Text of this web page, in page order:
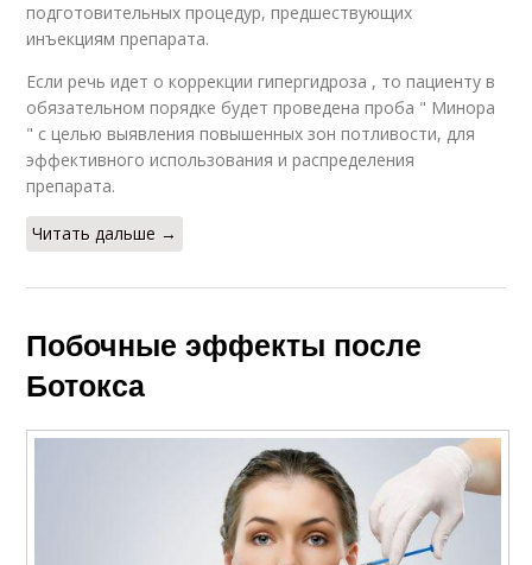
подготовительных процедур, предшествующих
инъекциям препарата.
Если речь идет о коррекции гипергидроза , то пациенту в
обязательном порядке будет проведена проба " Минора
" с целью выявления повышенных зон потливости, для
эффективного использования и распределения
препарата.
Читать дальше →
Побочные эффекты после
Ботокса